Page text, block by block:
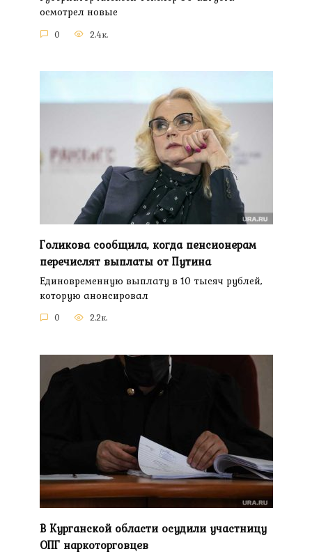
осмотрел новые
0 2.4к.
Голикова сообщила, когда пенсионерам
перечислят выплаты от Путина
Единовременную выплату в 10 тысяч рублей,
которую анонсировал
0 2.2к.
В Курганской области осудили участницу
ОПГ наркоторговцев